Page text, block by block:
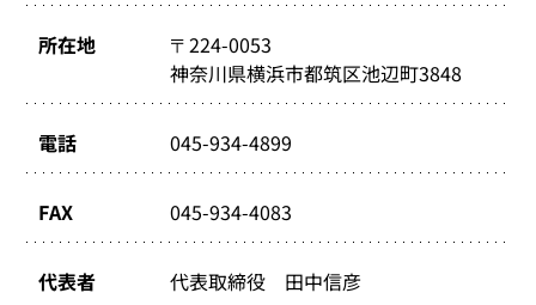
所在地
〒224-0053
神奈川県横浜市都筑区池辺町3848
電話 045-934-4899
FAX 045-934-4083
代表者 代表取締役 田中信彦